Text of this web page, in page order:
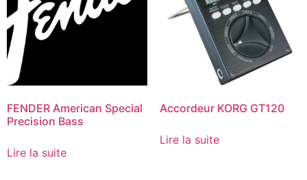
FENDER American Special
Precision Bass
Lire la suite
Accordeur KORG GT120
Lire la suite